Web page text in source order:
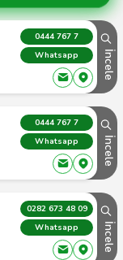
0444 767 7
Whatsapp
İncele
0444 767 7
Whatsapp
İncele
0282 673 48 09
Whatsapp
İncele